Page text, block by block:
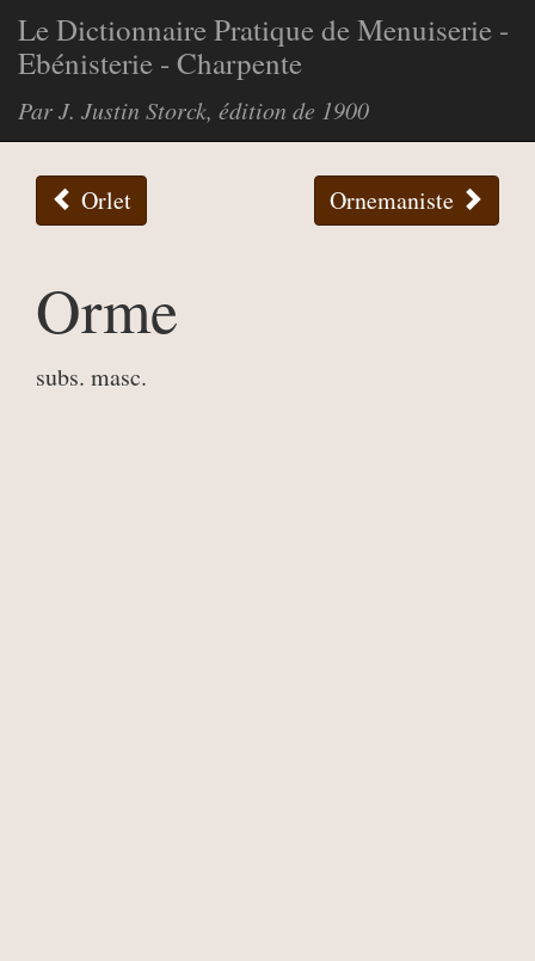
Le Dictionnaire Pratique de Menuiserie -
Ebénisterie - Charpente
Par J. Justin Storck, édition de 1900
Orlet Ornemaniste
Orme
subs. masc.